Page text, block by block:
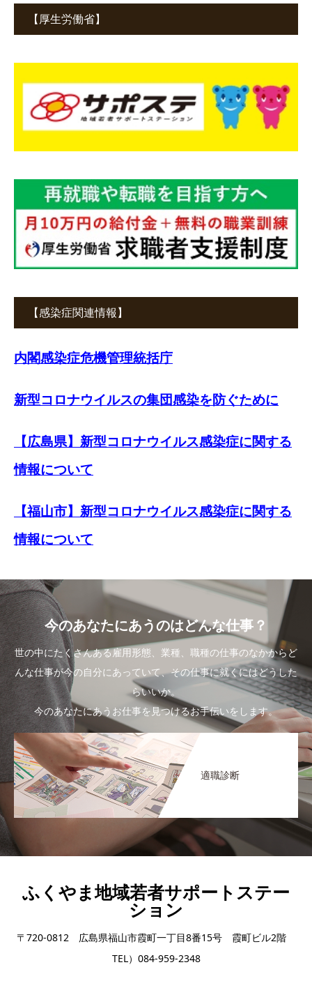
【厚生労働省】
【感染症関連情報】
内閣感染症危機管理統括庁
新型コロナウイルスの集団感染を防ぐために
【広島県】新型コロナウイルス感染症に関する
情報について
【福山市】新型コロナウイルス感染症に関する
情報について
今のあなたにあうのはどんな仕事？
世の中にたくさんある雇用形態、業種、職種の仕事のなかからど
んな仕事が今の自分にあっていて、その仕事に就くにはどうした
らいいか。
今のあなたにあうお仕事を見つけるお手伝いをします。
適職診断
ふくやま地域若者サポートステー
ション
〒720-0812 広島県福山市霞町一丁目8番15号 霞町ビル2階
TEL）084-959-2348